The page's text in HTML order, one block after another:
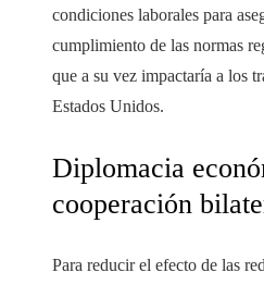
condiciones laborales para
cumplimiento de las normas
que a su vez impactaría a los
Estados Unidos.
Diplomacia
cooperación
Para reducir el efecto de las